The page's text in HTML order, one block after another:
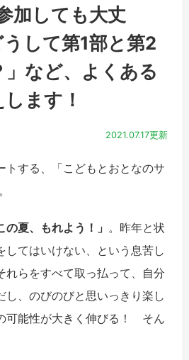
加しても大丈
して第1部と第2
など、よくある
ます！
2021.07.17更新
トする、「こどもとおとなのサ
の夏、もれよう！」 。昨年と状
してはいけない、という息苦し
れらをすべて取っ払って、自分
し、のびのびと思いっきり楽し
可能性が大きく伸びる！ そん